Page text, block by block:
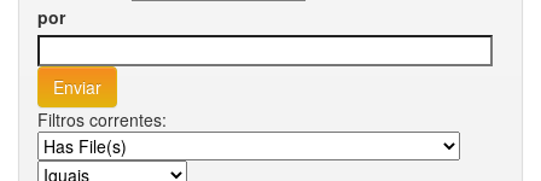
por
Filtros correntes: